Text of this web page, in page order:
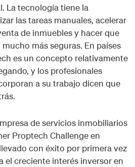
La tecnología tiene la
las tareas manuales, acelerar
de inmuebles y hacer que
más seguras. En países
es un concepto relativamente
y los profesionales
a su trabajo dicen que
de servicios inmobiliarios
Proptech Challenge en
con éxito por primera vez
el creciente interés inversor en